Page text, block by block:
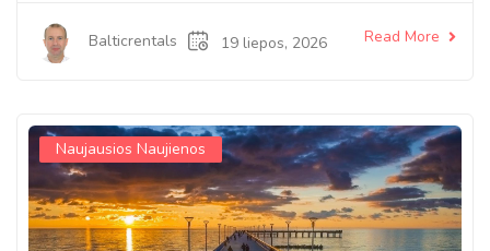
Balticrentals 19 liepos, 2026 Read More
Naujausios Naujienos